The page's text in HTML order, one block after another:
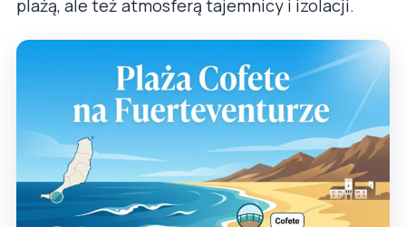
plażą, ale też atmosferą tajemnicy i izolacji.